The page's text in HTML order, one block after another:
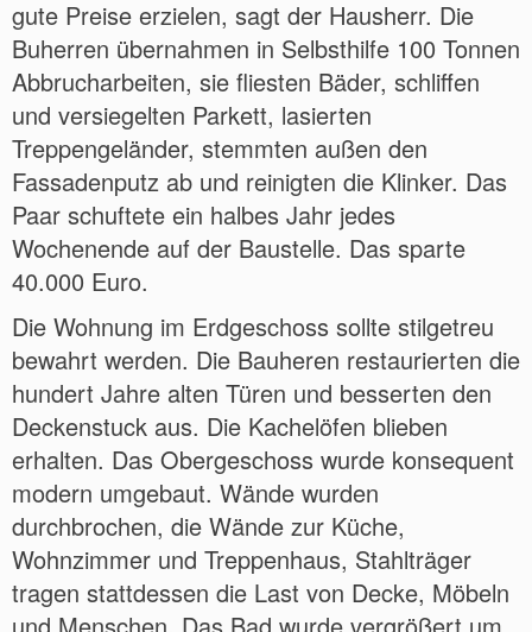
gute Preise erzielen, sagt der Hausherr. Die
Buherren übernahmen in Selbsthilfe 100 Tonnen
Abbrucharbeiten, sie fliesten Bäder, schliffen
und versiegelten Parkett, lasierten
Treppengeländer, stemmten außen den
Fassadenputz ab und reinigten die Klinker. Das
Paar schuftete ein halbes Jahr jedes
Wochenende auf der Baustelle. Das sparte
40.000 Euro.
Die Wohnung im Erdgeschoss sollte stilgetreu
bewahrt werden. Die Bauheren restaurierten die
hundert Jahre alten Türen und besserten den
Deckenstuck aus. Die Kachelöfen blieben
erhalten. Das Obergeschoss wurde konsequent
modern umgebaut. Wände wurden
durchbrochen, die Wände zur Küche,
Wohnzimmer und Treppenhaus, Stahlträger
tragen stattdessen die Last von Decke, Möbeln